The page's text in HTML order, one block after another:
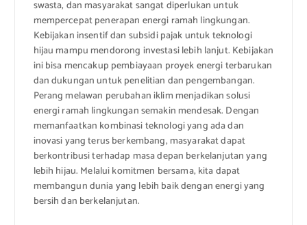
swasta, dan masyarakat sangat diperlukan untuk
mempercepat penerapan energi ramah lingkungan.
Kebijakan insentif dan subsidi pajak untuk teknologi
hijau mampu mendorong investasi lebih lanjut. Kebijakan
ini bisa mencakup pembiayaan proyek energi terbarukan
dan dukungan untuk penelitian dan pengembangan.
Perang melawan perubahan iklim menjadikan solusi
energi ramah lingkungan semakin mendesak. Dengan
memanfaatkan kombinasi teknologi yang ada dan
inovasi yang terus berkembang, masyarakat dapat
berkontribusi terhadap masa depan berkelanjutan yang
lebih hijau. Melalui komitmen bersama, kita dapat
membangun dunia yang lebih baik dengan energi yang
bersih dan berkelanjutan.